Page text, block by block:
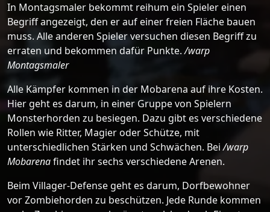
In Montagsmaler bekommt reihum ein Spieler einen
Begriff angezeigt, den er auf einer freien Fläche bauen
muss. Alle anderen Spieler versuchen diesen Begriff zu
erraten und bekommen dafür Punkte./warp
Montagsmaler
Alle Kämpfer kommen in der Mobarena auf ihre Kosten.
Hier geht es darum, in einer Gruppe von Spielern
Monsterhorden zu besiegen. Dazu gibt es verschiedene
Rollen wie Ritter, Magier oder Schütze, mit
unterschiedlichen Stärken und Schwächen. Bei/warp
Mobarenafindet ihr sechs verschiedene Arenen.
Beim Villager-Defense geht es darum, Dorfbewohner
vor Zombiehorden zu beschützen. Jede Runde kommen